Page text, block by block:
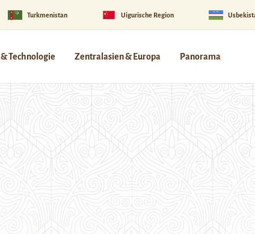
Turkmenistan Uigurische Region
Technologie Zentralasien & Europa Panorama